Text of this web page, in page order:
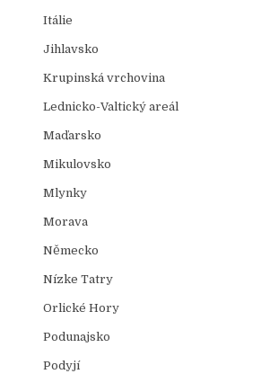
Itálie
Jihlavsko
Krupinská vrchovina
Lednicko-Valtický areál
Maďarsko
Mikulovsko
Mlynky
Morava
Německo
Nízke Tatry
Orlické Hory
Podunajsko
Podyjí